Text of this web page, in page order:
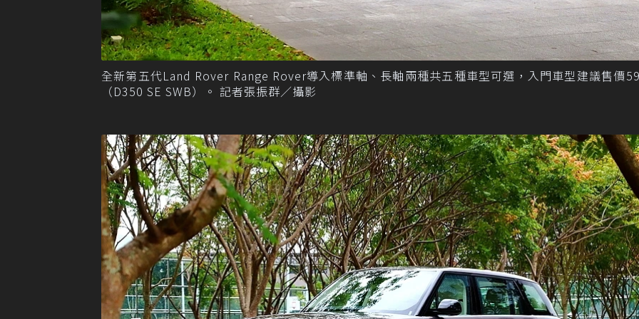
全新第五代Land Rover Range Rover導入標準軸、長軸兩種共五種車型可選，入門車型建議售價
（D350 SE SWB）。 記者張振群／攝影